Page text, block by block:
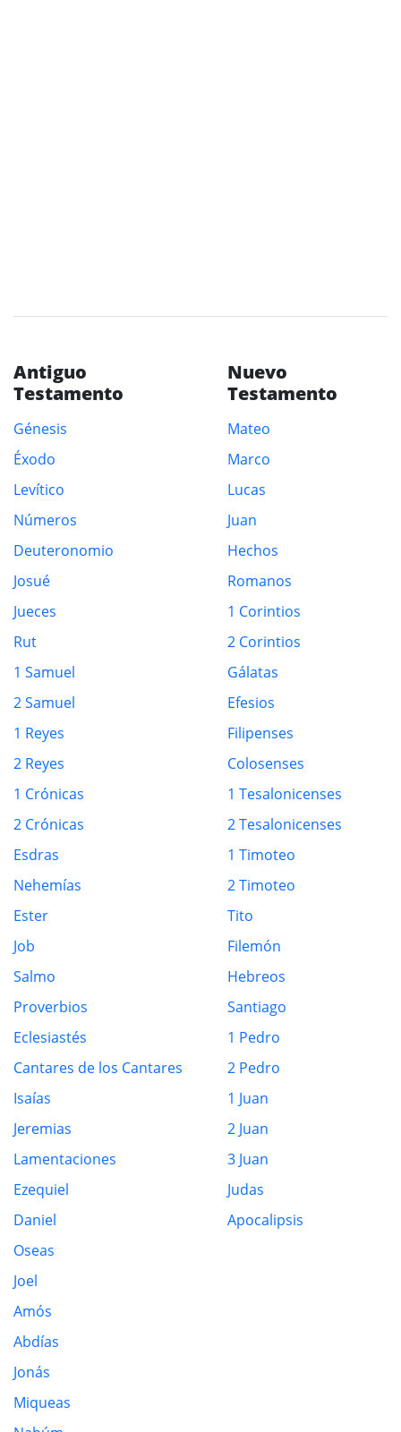
Antiguo
Testamento
Génesis
Éxodo
Levítico
Números
Deuteronomio
Josué
Jueces
Rut
1 Samuel
2 Samuel
1 Reyes
2 Reyes
1 Crónicas
2 Crónicas
Esdras
Nehemías
Ester
Job
Salmo
Proverbios
Eclesiastés
Cantares de los Cantares
Isaías
Jeremias
Lamentaciones
Ezequiel
Daniel
Oseas
Joel
Amós
Abdías
Jonás
Miqueas
Nuevo
Testamento
Mateo
Marco
Lucas
Juan
Hechos
Romanos
1 Corintios
2 Corintios
Gálatas
Efesios
Filipenses
Colosenses
1 Tesalonicenses
2 Tesalonicenses
1 Timoteo
2 Timoteo
Tito
Filemón
Hebreos
Santiago
1 Pedro
2 Pedro
1 Juan
2 Juan
3 Juan
Judas
Apocalipsis